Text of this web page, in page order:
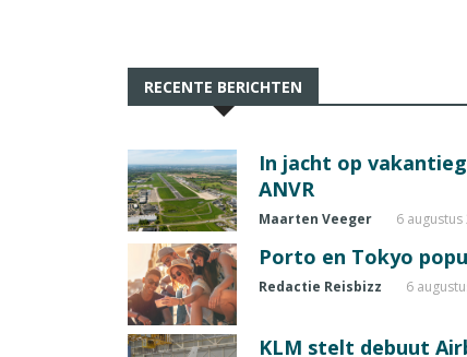
RECENTE BERICHTEN
In jacht op
ANVR
Maarten Veeger 6 augustus
Porto en Tokyo
Redactie Reisbizz 6
KLM stelt debuut